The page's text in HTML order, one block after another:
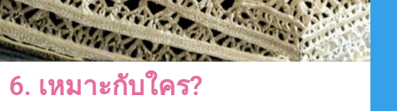
6. เหมาะกับใคร?